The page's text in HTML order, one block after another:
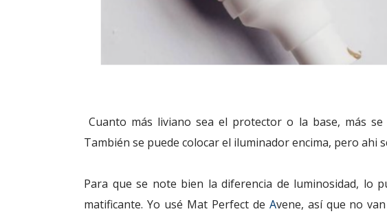
Cuanto más liviano sea el protector o la base, más
También se puede colocar el iluminador encima, pero ahi
Para que se note bien la diferencia de luminosidad, lo
matificante. Yo usé Mat Perfect de Avene, así que no